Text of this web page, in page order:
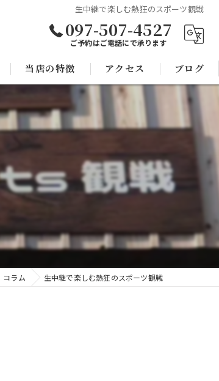
生中継で楽しむ熱狂のスポーツ観戦
097-507-4527
ご予約はご電話にで承ります
当店の特徴
焼き鳥
子連れ
アクセス ブログ
コラム
コラム 生中継で楽しむ熱狂のスポーツ観戦